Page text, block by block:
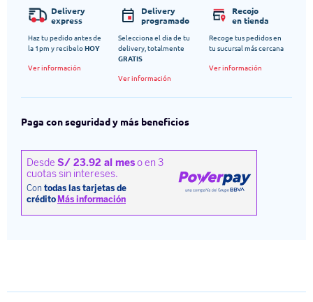
Delivery
express
Haz tu pedido antes de
la 1pm y recibeloHOY
Ver información
Delivery
programado
Selecciona el dia de tu
delivery, totalmente
GRATIS
Ver información
Recojo
en tienda
Recoge tus pedidos en
tu sucursal más cercana
Ver información
Paga con seguridad y más beneficios